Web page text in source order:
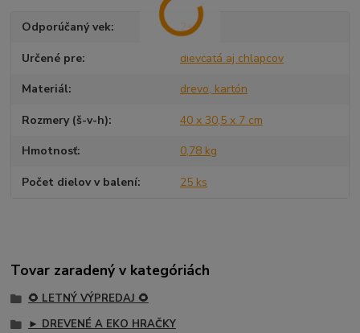
Odporúčaný vek 2+
Určené pre dievčatá aj chlapcov
Materiál drevo, kartón
Rozmery (š-v-h) 40 x 30,5 x 7 cm
Hmotnosť 0,78 kg
Počet dielov v balení 25 ks
Tovar zaradený v kategóriách
🌻 LETNÝ VÝPREDAJ 🌻
► DREVENÉ A EKO HRAČKY